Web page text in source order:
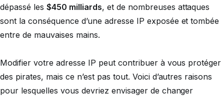
dépassé les $450 milliards, et de nombreuses attaques
sont la conséquence d’une adresse IP exposée et tombée
entre de mauvaises mains.
Modifier votre adresse IP peut contribuer à vous protéger
des pirates, mais ce n’est pas tout. Voici d’autres raisons
pour lesquelles vous devriez envisager de changer